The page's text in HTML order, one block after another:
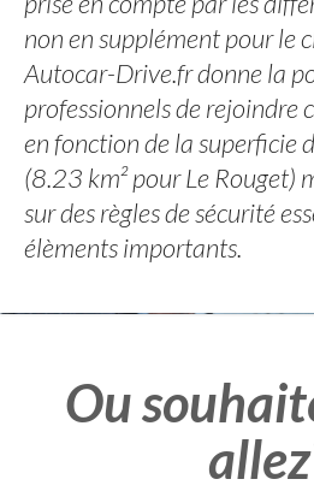
non en supplément pour le
Autocar-Drive.fr donne la
professionnels de rejoindre
en fonction de la superficie
(8.23 km² pour Le Rouget)
sur des règles de sécurité
élèments importants.
Ou